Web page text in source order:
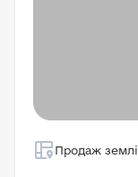
Продаж землі